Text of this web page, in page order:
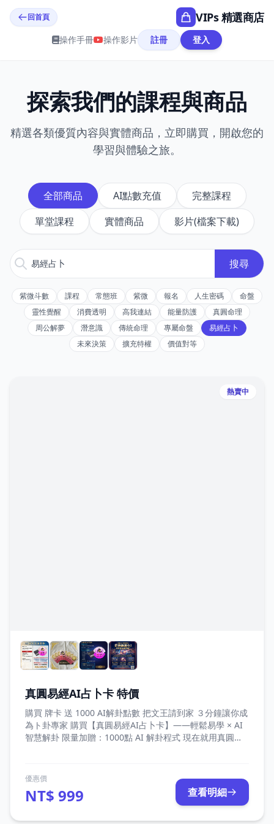
回首頁 VIPs 精選商店
操作手冊 操作影片 註冊 登入
探索我們的課程與商品
精選各類優質內容與實體商品，立即購買，開啟您的
學習與體驗之旅。
全部商品 AI點數充值
完整課程
單堂課程
實體商品 影片(檔案下載)
紫微斗數 課程 常態班 紫微 報名 人生密碼
命盤
靈性覺醒
消費透明 高我連結 能量防護
真圓命理
周公解夢
潛意識 傳統命理 專屬命盤
易經占卜
未來決策
擴充特權 價值對等
熱賣中
真圓易經AI占卜卡 特價
購買 牌卡 送 1000 AI解卦點數 把文王請到家 ３分鐘讓你成
為ト卦專家 購買【真圓易經AI占卜卡】——輕鬆易學 × AI
智慧解卦 限量加贈：1000點 AI 解卦程式 現在就用真圓易
內，你就能洞悉卦象，輕鬆學會占卜！ 為什麼選擇真圓易
經占卜卡？ ※ 簡單易學：新手也能快速上手，卡片圖文並
茂，清晰指引卦象解讀。 ※ 智慧加持：結合古代易經智慧
優惠價
NT$ 999 查看明細